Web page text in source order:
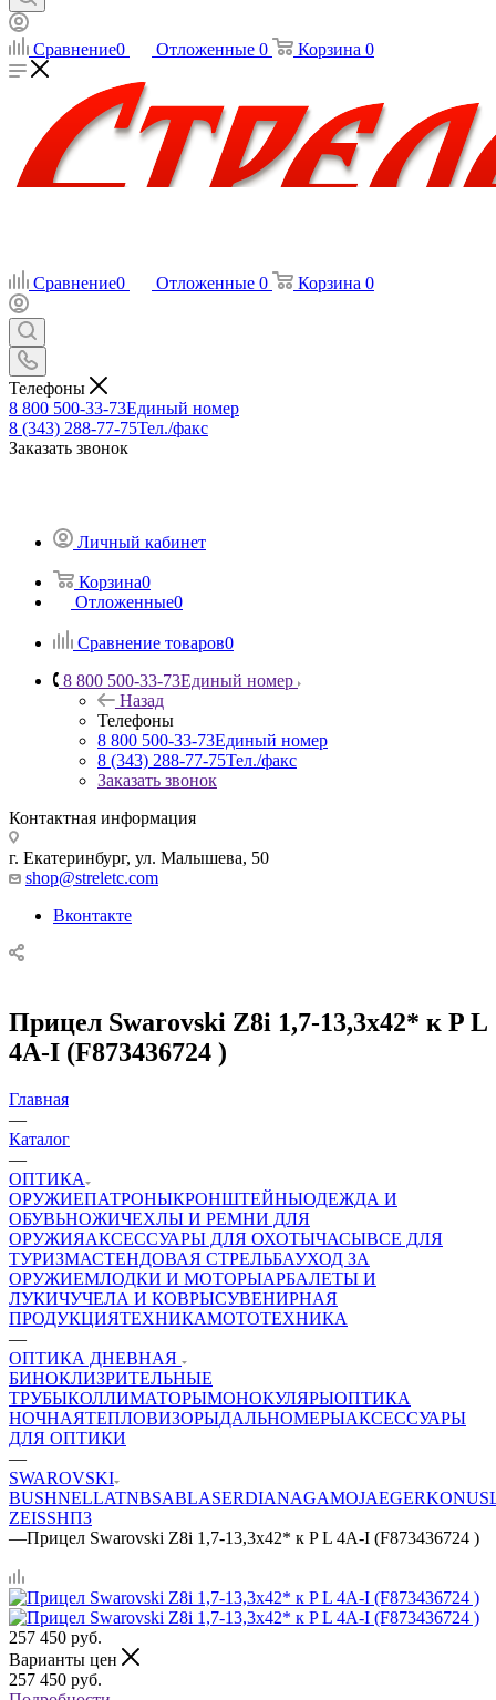
Сравнение0 Отложенные 0 Корзина 0
Сравнение0 Отложенные 0 Корзина 0
Телефоны
8 800 500-33-73Единый номер
8 (343) 288-77-75Тел./факс
Заказать звонок
Личный кабинет
Корзина0
Отложенные0
Сравнение товаров0
8 800 500-33-73Единый номер
Назад
Телефоны
8 800 500-33-73Единый номер
8 (343) 288-77-75Тел./факс
Заказать звонок
Контактная информация
г. Екатеринбург, ул. Малышева, 50
shop@streletc.com
Вконтакте
Прицел Swarovski Z8i 1,7-13,3x42* к P L
4A-I (F873436724 )
Главная
—
Каталог
—
ОПТИКА
ОРУЖИЕПАТРОНЫКРОНШТЕЙНЫОДЕЖДА И
ОБУВЬНОЖИЧЕХЛЫ И РЕМНИ ДЛЯ
ОРУЖИЯАКСЕССУАРЫ ДЛЯ ОХОТЫЧАСЫВСЕ ДЛЯ
ТУРИЗМАСТЕНДОВАЯ СТРЕЛЬБАУХОД ЗА
ОРУЖИЕМЛОДКИ И МОТОРЫАРБАЛЕТЫ И
ЛУКИЧУЧЕЛА И КОВРЫСУВЕНИРНАЯ
ПРОДУКЦИЯТЕХНИКАМОТОТЕХНИКА
—
ОПТИКА ДНЕВНАЯ
БИНОКЛИЗРИТЕЛЬНЫЕ
ТРУБЫКОЛЛИМАТОРЫМОНОКУЛЯРЫОПТИКА
НОЧНАЯТЕПЛОВИЗОРЫДАЛЬНОМЕРЫАКСЕССУАРЫ
ДЛЯ ОПТИКИ
—
SWAROVSKI
BUSHNELLATNBSABLASERDIANAGAMOJAEGERKONUS
ZEISSНПЗ
—Прицел Swarovski Z8i 1,7-13,3x42* к P L 4A-I (F873436724 )
257 450 руб.
Варианты цен
257 450 руб.